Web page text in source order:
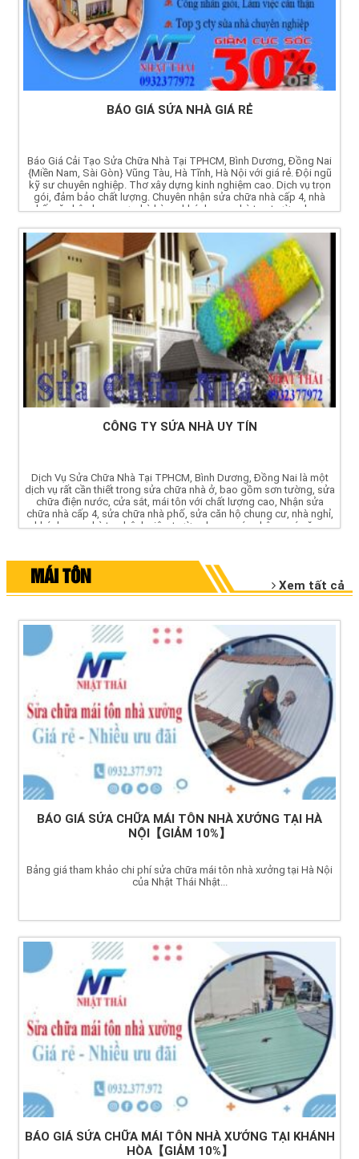
BÁO GIÁ SỬA NHÀ GIÁ RẺ
Báo Giá Cải Tạo Sửa Chữa Nhà Tại TPHCM, Bình Dương, Đồng Nai
{Miền Nam, Sài Gòn} Vũng Tàu, Hà Tĩnh, Hà Nội với giá rẻ. Đội ngũ
kỹ sư chuyên nghiệp. Thơ xây dựng kinh nghiệm cao. Dịch vụ trọn
gói, đảm bảo chất lượng. Chuyên nhận sửa chữa nhà cấp 4, nhà
phố, căn hộ chung cư, nhà hàng, khách sạn, nhà trọ, trường học...
CÔNG TY SỬA NHÀ UY TÍN
Dịch Vụ Sửa Chữa Nhà Tại TPHCM, Bình Dương, Đồng Nai là một
dịch vụ rất cần thiết trong sửa chữa nhà ở, bao gồm sơn tường, sửa
chữa điện nước, cửa sắt, mái tôn với chất lượng cao, Nhận sửa
chữa nhà cấp 4, sửa chữa nhà phố, sửa căn hộ chung cư, nhà nghỉ,
khách sạn, nhà trọ, bệnh viện, trường học, quán nhậu, quán ăn...
MÁI TÔN
Xem tất cả
BÁO GIÁ SỬA CHỮA MÁI TÔN NHÀ XƯỞNG TẠI HÀ
NỘI【GIẢM 10%】
Bảng giá tham khảo chi phí sửa chữa mái tôn nhà xưởng tại Hà Nội
của Nhật Thái Nhật...
BÁO GIÁ SỬA CHỮA MÁI TÔN NHÀ XƯỞNG TẠI KHÁNH
HÒA【GIẢM 10%】